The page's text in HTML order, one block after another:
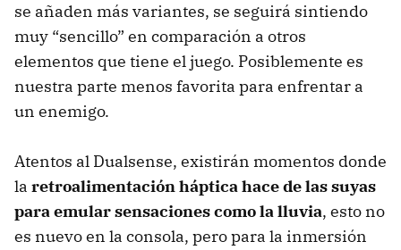
se añaden más variantes, se seguirá sintiendo
muy “sencillo” en comparación a otros
elementos que tiene el juego. Posiblemente es
nuestra parte menos favorita para enfrentar a
un enemigo.
Atentos al Dualsense, existirán momentos donde
la retroalimentación háptica hace de las suyas
para emular sensaciones como la lluvia, esto no
es nuevo en la consola, pero para la inmersión